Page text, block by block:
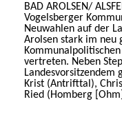
BAD AROLSEN/
Vogelsberger
Neuwahlen auf der
Arolsen stark im neu
vertreten. Neben
Landesvorsitzendem
Krist (Antrifttal),
Ried (Homberg